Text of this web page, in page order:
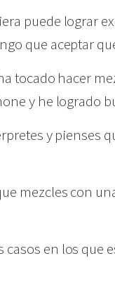
puede lograr
que aceptar
tocado hacer
y he logrado
y pienses
mezcles con
en los que